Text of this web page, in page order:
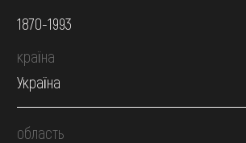
1870-1993
країна
Україна
область